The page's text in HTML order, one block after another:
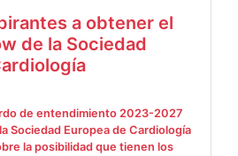
a obtener el
de la Sociedad
de entendimiento 2023-2027
Sociedad Europea de Cardiología
la posibilidad que tienen los